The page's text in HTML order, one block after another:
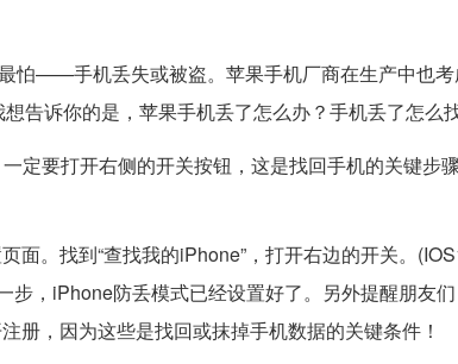
怕——手机丢失或被盗。苹果手机厂商在生产中也
告诉你的是，苹果手机丢了怎么办？手机丢了怎么
定要打开右侧的开关按钮，这是找回手机的关键步
面。找到“查找我的iPhone”，打开右边的开关。
，iPhone防丢模式已经设置好了。另外提醒朋友
册，因为这些是找回或抹掉手机数据的关键条件！